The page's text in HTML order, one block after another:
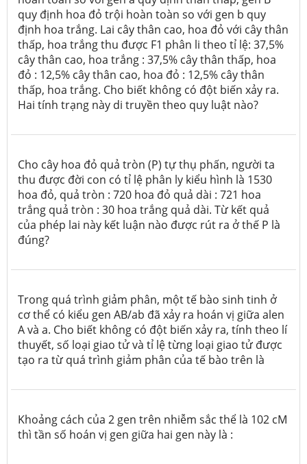
quy định hoa đỏ trội hoàn toàn so với gen b quy
định hoa trắng. Lai cây thân cao, hoa đỏ với cây thân
thấp, hoa trắng thu được F1 phân li theo tỉ lệ: 37,5%
cây thân cao, hoa trắng : 37,5% cây thân thấp, hoa
đỏ : 12,5% cây thân cao, hoa đỏ : 12,5% cây thân
thấp, hoa trắng. Cho biết không có đột biến xảy ra.
Hai tính trạng này di truyền theo quy luật nào?
Cho cây hoa đỏ quả tròn (P) tự thụ phấn, người ta
thu được đời con có tỉ lệ phân ly kiểu hình là 1530
hoa đỏ, quả tròn : 720 hoa đỏ quả dài : 721 hoa
trắng quả tròn : 30 hoa trắng quả dài. Từ kết quả
của phép lai này kết luận nào được rút ra ở thế P là
đúng?
Trong quá trình giảm phân, một tế bào sinh tinh ở
cơ thể có kiểu gen AB/ab đã xảy ra hoán vị giữa alen
A và a. Cho biết không có đột biến xảy ra, tính theo lí
thuyết, số loại giao tử và tỉ lệ từng loại giao tử được
tạo ra từ quá trình giảm phân của tế bào trên là
Khoảng cách của 2 gen trên nhiễm sắc thể là 102 cM
thì tần số hoán vị gen giữa hai gen này là :